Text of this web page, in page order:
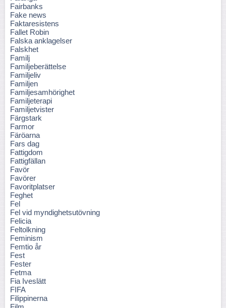
Fairbanks
Fake news
Faktaresistens
Fallet Robin
Falska anklagelser
Falskhet
Familj
Familjeberättelse
Familjeliv
Familjen
Familjesamhörighet
Familjeterapi
Familjetvister
Färgstark
Farmor
Färöarna
Fars dag
Fattigdom
Fattigfällan
Favör
Favörer
Favoritplatser
Feghet
Fel
Fel vid myndighetsutövning
Felicia
Feltolkning
Feminism
Femtio år
Fest
Fester
Fetma
Fia Iveslätt
FIFA
Filippinerna